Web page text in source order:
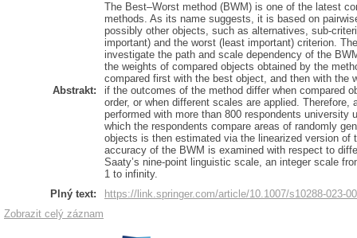
Abstrakt:
The Best–Worst method (BWM) is one of the latest
methods. As its name suggests, it is based on
possibly other objects, such as alternatives, sub-
important) and the worst (least important) criterion.
investigate the path and scale dependency of the
the weights of compared objects obtained by the
compared first with the best object, and then with the
if the outcomes of the method differ when compared
order, or when different scales are applied.
performed with more than 800 respondents university
which the respondents compare areas of randomly
objects is then estimated via the linearized version of
accuracy of the BWM is examined with respect to
Saaty’s nine-point linguistic scale, an integer scale
1 to infinity.
Plný text:
https://link.springer.com/article/10.1007/s10288-023-
Zobrazit celý záznam